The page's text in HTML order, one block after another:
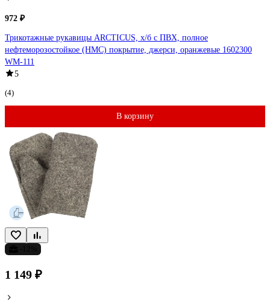
972 ₽
Трикотажные рукавицы ARCTICUS, х/б с ПВХ, полное
нефтеморозостойкое (НМС) покрытие, джерси, оранжевые 1602300
WM-111
5
(4)
В корзину
1 149 ₽